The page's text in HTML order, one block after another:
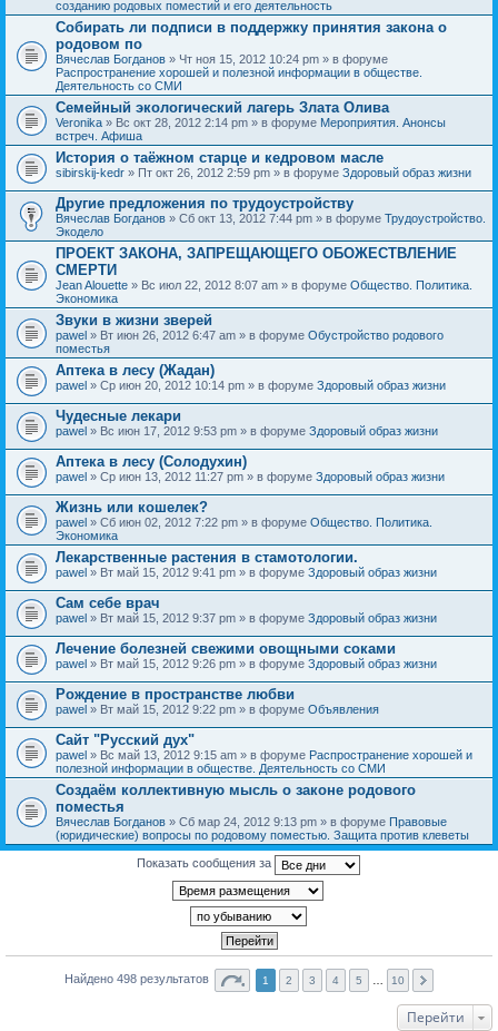
созданию родовых поместий и его деятельность
Собирать ли подписи в поддержку принятия закона о
родовом по
Вячеслав Богданов » Чт ноя 15, 2012 10:24 pm » в форуме
Распространение хорошей и полезной информации в обществе.
Деятельность со СМИ
Семейный экологический лагерь Злата Олива
Veronika » Вс окт 28, 2012 2:14 pm » в форуме Мероприятия. Анонсы
встреч. Афиша
История о таёжном старце и кедровом масле
sibirskij-kedr » Пт окт 26, 2012 2:59 pm » в форуме Здоровый образ жизни
Другие предложения по трудоустройству
Вячеслав Богданов » Сб окт 13, 2012 7:44 pm » в форуме Трудоустройство.
Экодело
ПРОЕКТ ЗАКОНА, ЗАПРЕЩАЮЩЕГО ОБОЖЕСТВЛЕНИЕ
СМЕРТИ
Jean Alouette » Вс июл 22, 2012 8:07 am » в форуме Общество. Политика.
Экономика
Звуки в жизни зверей
pawel » Вт июн 26, 2012 6:47 am » в форуме Обустройство родового
поместья
Аптека в лесу (Жадан)
pawel » Ср июн 20, 2012 10:14 pm » в форуме Здоровый образ жизни
Чудесные лекари
pawel » Вс июн 17, 2012 9:53 pm » в форуме Здоровый образ жизни
Аптека в лесу (Солодухин)
pawel » Ср июн 13, 2012 11:27 pm » в форуме Здоровый образ жизни
Жизнь или кошелек?
pawel » Сб июн 02, 2012 7:22 pm » в форуме Общество. Политика.
Экономика
Лекарственные растения в стамотологии.
pawel » Вт май 15, 2012 9:41 pm » в форуме Здоровый образ жизни
Сам себе врач
pawel » Вт май 15, 2012 9:37 pm » в форуме Здоровый образ жизни
Лечение болезней свежими овощными соками
pawel » Вт май 15, 2012 9:26 pm » в форуме Здоровый образ жизни
Рождение в пространстве любви
pawel » Вт май 15, 2012 9:22 pm » в форуме Объявления
Сайт "Русский дух"
pawel » Вс май 13, 2012 9:15 am » в форуме Распространение хорошей и
полезной информации в обществе. Деятельность со СМИ
Создаём коллективную мысль о законе родового
поместья
Вячеслав Богданов » Сб мар 24, 2012 9:13 pm » в форуме Правовые
(юридические) вопросы по родовому поместью. Защита против клеветы
Показать сообщения за
Найдено 498 результатов 1 2 3 4 5 10
Перейти